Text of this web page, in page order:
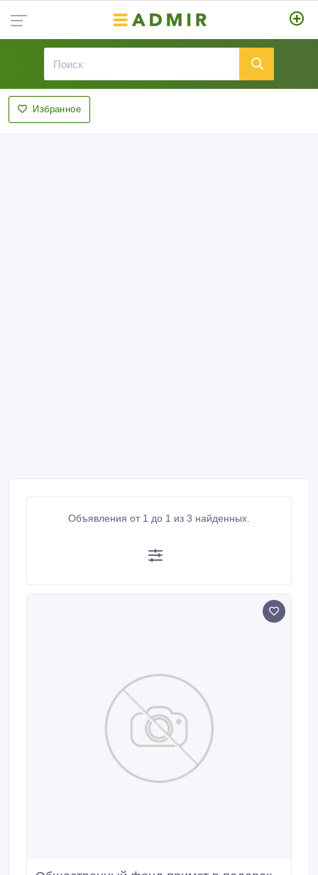
Избранное
Объявления от 1 до 1 из 3 найденных.